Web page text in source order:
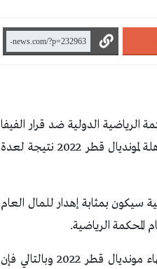
الدولية ضد قرار الفيفا
بشأن لقاء المنتخب الوطني أمام السنغال في المرحلة الأخيرة من التصفيات القارية المؤهلة لمونديال قطر 2022 نتيجة لعدة
سيكون بمثابة إهدار للمال العام
المحكمة الرياضية.
والأمر الآخر الأكثر أهمية أن الأمر سيظل متداولا فى ساحات المحكمة إلى ما بعد انتهاء مونديال قطر 2022 وبالتالي فإن